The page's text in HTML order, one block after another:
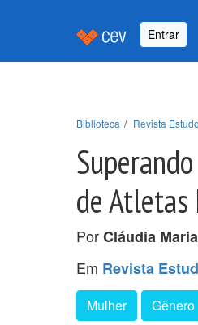
Entrar
Biblioteca Revista
de Atletas
PorCláudia
Em Revista
Mulher Gênero